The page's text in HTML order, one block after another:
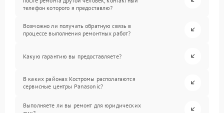
телефон которого я предоставлю?
Возможно ли получать обратную связь в
процессе выполнения ремонтных работ?
Какую гарантию вы предоставляете?
В каких районах Костромы располагаются
сервисные центры Panasonic?
Выполняете ли вы ремонт для юридических